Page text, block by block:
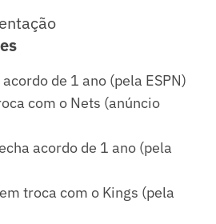
de 1 ano (pela ESPN)
com o Nets (anúncio
acordo de 1 ano (pela
troca com o Kings (pela